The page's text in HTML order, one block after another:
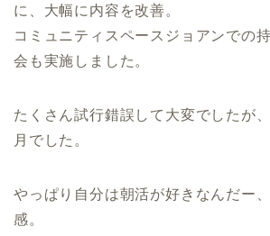
に、大幅に内容を改善。
コミュニティスペースジョアンでの
会も実施しました。
たくさん試行錯誤して大変でしたが
月でした。
やっぱり自分は朝活が好きなんだー
感。